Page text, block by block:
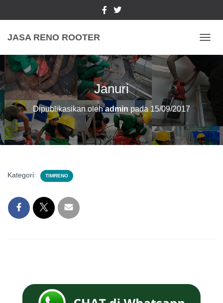
JASA RENO ROOTER
Januri
Dipublikasikan olehadmin pada15/09/2017
Kategori: TIMRENO